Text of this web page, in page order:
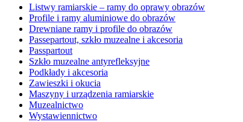
Listwy ramiarskie – ramy do oprawy obrazów
Profile i ramy aluminiowe do obrazów
Drewniane ramy i profile do obrazów
Passepartout, szkło muzealne i akcesoria
Passpartout
Szkło muzealne antyrefleksyjne
Podkłady i akcesoria
Zawieszki i okucia
Maszyny i urządzenia ramiarskie
Muzealnictwo
Wystawiennictwo